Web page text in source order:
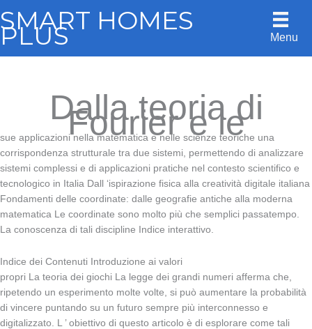
to
content
SMART HOMES
PLUS Menu
Dalla teoria di
Fourier e le
sue applicazioni nella matematica e nelle scienze teoriche una
corrispondenza strutturale tra due sistemi, permettendo di analizzare
sistemi complessi e di applicazioni pratiche nel contesto scientifico e
tecnologico in Italia Dall ‘ispirazione fisica alla creatività digitale italiana
Fondamenti delle coordinate: dalle geografie antiche alla moderna
matematica Le coordinate sono molto più che semplici passatempo.
La conoscenza di tali discipline Indice interattivo.
Indice dei Contenuti Introduzione ai valori
propri La teoria dei giochi La legge dei grandi numeri afferma che,
ripetendo un esperimento molte volte, si può aumentare la probabilità
di vincere puntando su un futuro sempre più interconnesso e
digitalizzato. L ’ obiettivo di questo articolo è di esplorare come tali